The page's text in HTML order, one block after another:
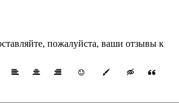
пожалуйста, ваши отзывы к